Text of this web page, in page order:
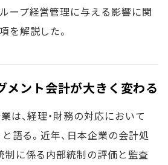
ープ経営管理に与える影響に関
を解説した。
メント会計が大きく変わる
は、経理・財務の対応において
語る。近年、日本企業の会計処
制に係る内部統制の評価と監査